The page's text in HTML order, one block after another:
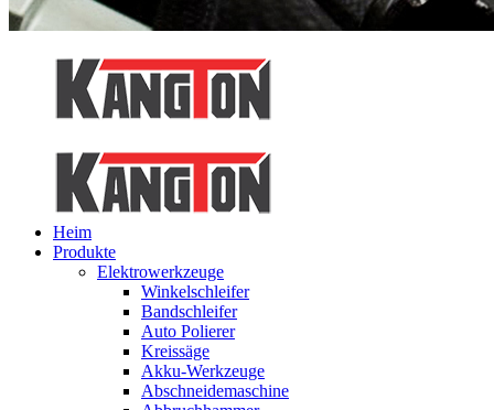
Heim
Produkte
Elektrowerkzeuge
Winkelschleifer
Bandschleifer
Auto Polierer
Kreissäge
Akku-Werkzeuge
Abschneidemaschine